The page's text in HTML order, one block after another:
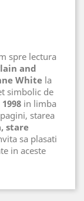
spre lectura
and
White la
simbolic de
1998 in limba
starea
stare
sa plasati
in aceste